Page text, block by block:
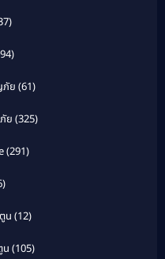
ย (61)
ย (325)
(291)
น (12)
น (105)